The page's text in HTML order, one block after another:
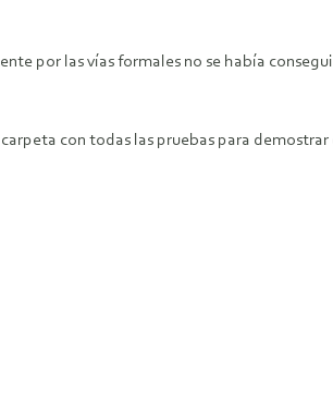
por las vías formales no se había
con todas las pruebas para demostrar